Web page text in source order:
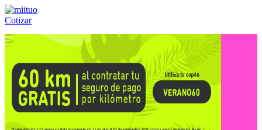
Cotizar
Llámanos al:(55) 84-21-05-00 ó